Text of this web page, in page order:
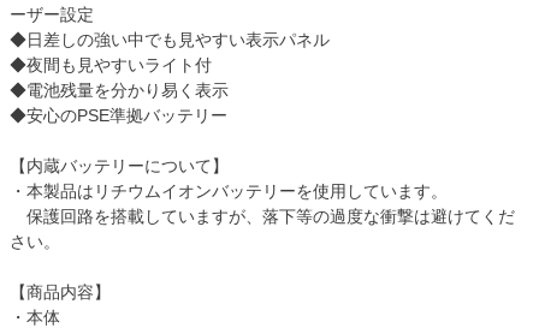
ーザー設定
◆日差しの強い中でも見やすい表示パネル
◆夜間も見やすいライト付
◆電池残量を分かり易く表示
◆安心のPSE準拠バッテリー
【内蔵バッテリーについて】
・本製品はリチウムイオンバッテリーを使用しています。
保護回路を搭載していますが、落下等の過度な衝撃は避けてくだ
さい。
【商品内容】
・本体